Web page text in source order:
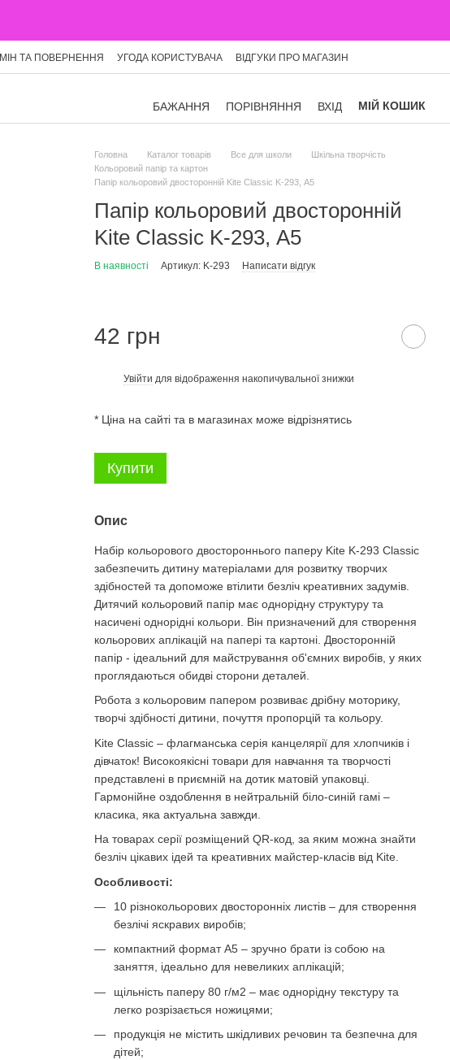
ТА ПОВЕРНЕННЯ УГОДА КОРИСТУВАЧА
ВІДГУКИ ПРО МАГАЗИН
БАЖАННЯ ПОРІВНЯННЯ ВХІД МІЙ КОШИК
Головна Каталог товарів Все для школи
Шкільна творчість
Кольоровий папір та картон
Папір кольоровий двосторонній Kite Classic K-293, А5
Папір кольоровий двосторонній
Kite Classic K-293, А5
В наявності Артикул: K-293 Написати відгук
42 грн
Увійти для відображення накопичувальної знижки
* Ціна на сайті та в магазинах може відрізнятись
Купити
Опис
Набір кольорового двостороннього паперу Kite K-293 Classic
забезпечить дитину матеріалами для розвитку творчих
здібностей та допоможе втілити безліч креативних задумів.
Дитячий кольоровий папір має однорідну структуру та
насичені однорідні кольори. Він призначений для створення
кольорових аплікацій на папері та картоні. Двосторонній
папір - ідеальний для майстрування об'ємних виробів, у яких
проглядаються обидві сторони деталей.
Робота з кольоровим папером розвиває дрібну моторику,
творчі здібності дитини, почуття пропорцій та кольору.
Kite Classic – флагманська серія канцелярії для хлопчиків і
дівчаток! Високоякісні товари для навчання та творчості
представлені в приємній на дотик матовій упаковці.
Гармонійне оздоблення в нейтральній біло-синій гамі –
класика, яка актуальна завжди.
На товарах серії розміщений QR-код, за яким можна знайти
безліч цікавих ідей та креативних майстер-класів від Kite.
Особливості:
10 різнокольорових двосторонніх листів – для створення
безлічі яскравих виробів;
компактний формат А5 – зручно брати із собою на
заняття, ідеально для невеликих аплікацій;
щільність паперу 80 г/м2 – має однорідну текстуру та
легко розрізається ножицями;
продукція не містить шкідливих речовин та безпечна для
дітей;